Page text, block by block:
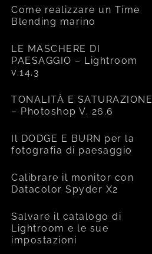
Come realizzare un Time
Blending marino
LE MASCHERE DI
PAESAGGIO – Lightroom
v.14.3
TONALITÀ E SATURAZIONE
– Photoshop V. 26.6
Il DODGE E BURN per la
fotografia di paesaggio
Calibrare il monitor con
Datacolor Spyder X2
Salvare il catalogo di
Lightroom e le sue
impostazioni